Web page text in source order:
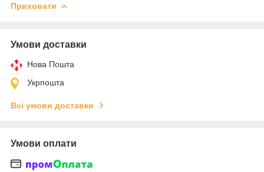
Приховати
Умови доставки
Нова Пошта
Укрпошта
Всі умови доставки
Умови оплати